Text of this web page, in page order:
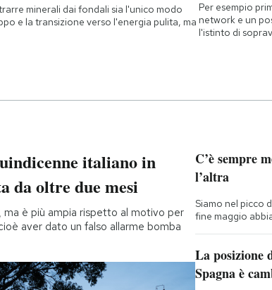
minerali dai fondali sia l'unico modo
e la transizione verso l'energia pulita, ma
Per esempio
network e un
l'istinto di
italiano in
da oltre due mesi
ma è più ampia rispetto al motivo per
aver dato un falso allarme bomba
C’è sempre
l’altra
Siamo nel picco
fine maggio
La posizione
Spagna è